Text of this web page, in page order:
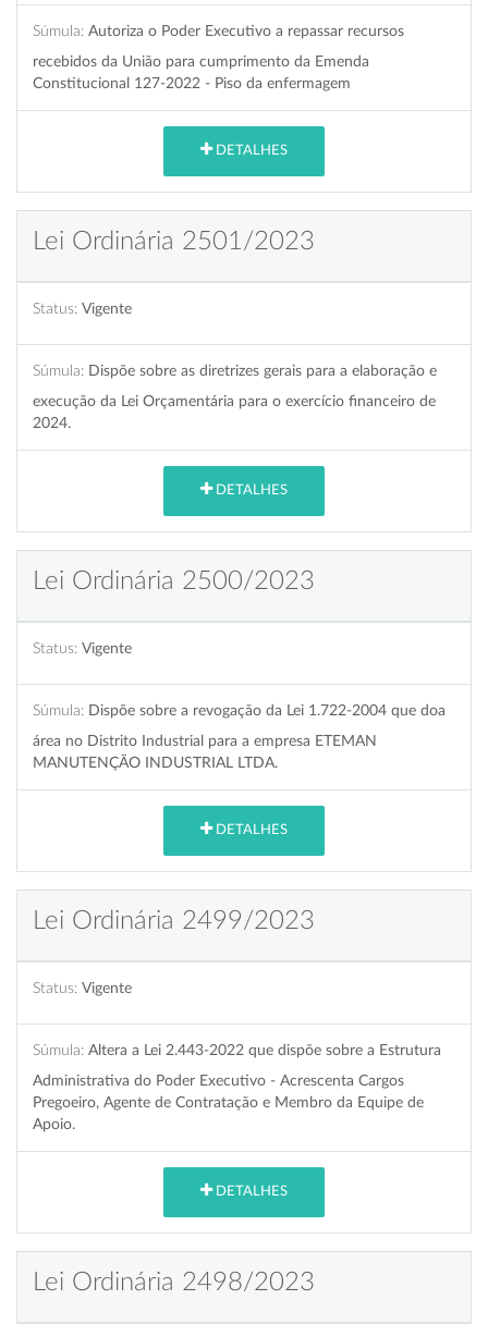
Súmula: Autoriza o Poder Executivo a repassar recursos
recebidos da União para cumprimento da Emenda
Constitucional 127-2022 - Piso da enfermagem
DETALHES
Lei Ordinária 2501/2023
Status: Vigente
Súmula: Dispõe sobre as diretrizes gerais para a elaboração e
execução da Lei Orçamentária para o exercício financeiro de
2024.
DETALHES
Lei Ordinária 2500/2023
Status: Vigente
Súmula: Dispõe sobre a revogação da Lei 1.722-2004 que doa
área no Distrito Industrial para a empresa ETEMAN
MANUTENÇÃO INDUSTRIAL LTDA.
DETALHES
Lei Ordinária 2499/2023
Status: Vigente
Súmula: Altera a Lei 2.443-2022 que dispõe sobre a Estrutura
Administrativa do Poder Executivo - Acrescenta Cargos
Pregoeiro, Agente de Contratação e Membro da Equipe de
Apoio.
DETALHES
Lei Ordinária 2498/2023